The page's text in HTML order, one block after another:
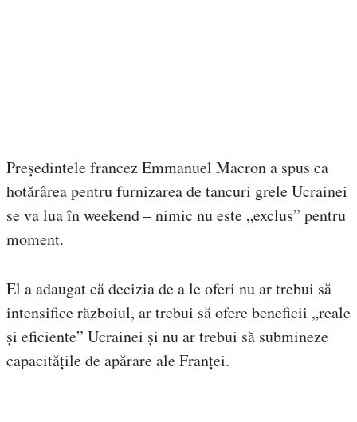
Președintele francez Emmanuel Macron a spus ca
hotărârea pentru furnizarea de tancuri grele Ucrainei
se va lua în weekend – nimic nu este „exclus” pentru
moment.
El a adaugat că decizia de a le oferi nu ar trebui să
intensifice războiul, ar trebui să ofere beneficii „reale
și eficiente” Ucrainei și nu ar trebui să submineze
capacitățile de apărare ale Franței.